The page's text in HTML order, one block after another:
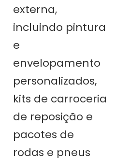
externa,
incluindo pintura
e
envelopamento
personalizados,
kits de carroceria
de reposição e
pacotes de
rodas e pneus